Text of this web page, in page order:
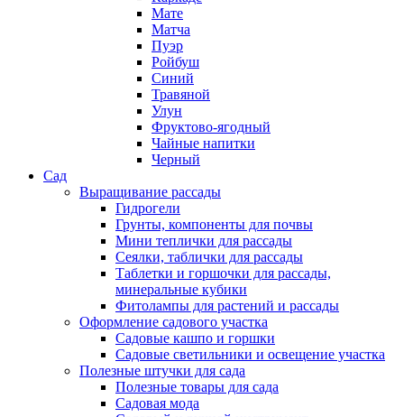
Мате
Матча
Пуэр
Ройбуш
Синий
Травяной
Улун
Фруктово-ягодный
Чайные напитки
Черный
Сад
Выращивание рассады
Гидрогели
Грунты, компоненты для почвы
Мини теплички для рассады
Сеялки, таблички для рассады
Таблетки и горшочки для рассады,
минеральные кубики
Фитолампы для растений и рассады
Оформление садового участка
Садовые кашпо и горшки
Садовые светильники и освещение участка
Полезные штучки для сада
Полезные товары для сада
Садовая мода